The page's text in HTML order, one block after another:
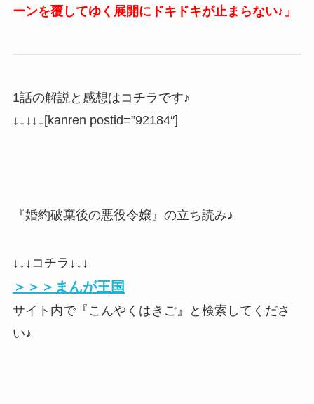
ーンを覆してゆく展開にドキドキが止まらない♪」
1話の解説と感想はコチラです♪
↓↓↓↓↓[kanren postid=”92184″]
『婚約破棄後の悪役令嬢』の立ち読み♪
↓↓↓コチラ↓↓↓
＞＞＞まんが王国
サイト内で『こんやくはきご』と検索してくださ
い♪